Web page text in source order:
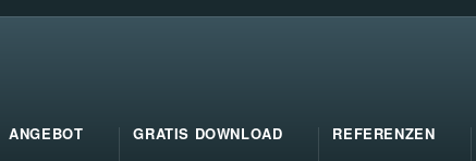
ANGEBOT GRATIS DOWNLOAD REFERENZEN